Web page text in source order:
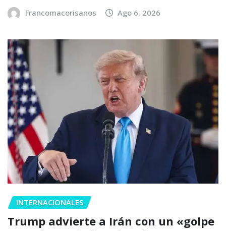
Francomacorisanos Ago 6, 2026
INTERNACIONALES
Trump advierte a Irán con un «golpe